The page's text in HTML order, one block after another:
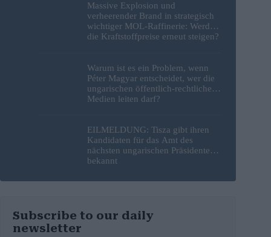
Massive Explosion und
verheerender Brand in strategisch
wichtiger MOL-Raffinerie: Werden
die Kraftstoffpreise erneut steigen?
Warum ist es ein Problem, wenn
Péter Magyar entscheidet, wer die
ungarischen öffentlich-rechtlichen
Medien leiten darf?
EILMELDUNG: Tisza gibt ihren
Kandidaten für das Amt des
nächsten ungarischen Präsidenten
bekannt
Subscribe to our daily
newsletter